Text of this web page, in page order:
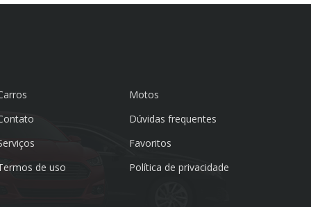
Motos
Dúvidas frequentes
Favoritos
de uso
Política de privacidade